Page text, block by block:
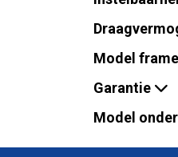
Model frame
Garantie
Model